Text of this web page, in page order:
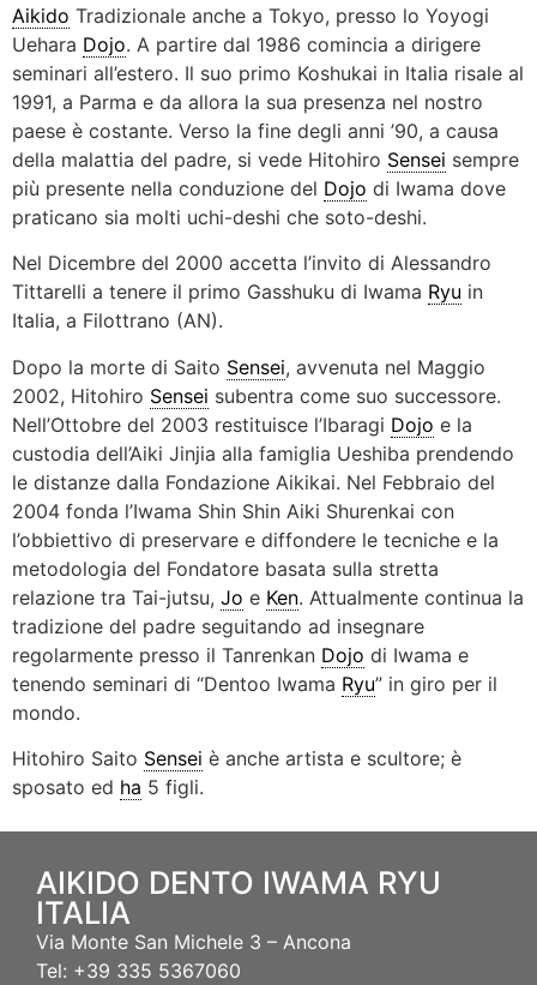
Aikido Tradizionale anche a Tokyo, presso lo Yoyogi
Uehara Dojo. A partire dal 1986 comincia a dirigere
seminari all’estero. Il suo primo Koshukai in Italia risale al
1991, a Parma e da allora la sua presenza nel nostro
paese è costante. Verso la fine degli anni ’90, a causa
della malattia del padre, si vede Hitohiro Sensei sempre
più presente nella conduzione del Dojo di Iwama dove
praticano sia molti uchi-deshi che soto-deshi.
Nel Dicembre del 2000 accetta l’invito di Alessandro
Tittarelli a tenere il primo Gasshuku di Iwama Ryu in
Italia, a Filottrano (AN).
Dopo la morte di Saito Sensei, avvenuta nel Maggio
2002, Hitohiro Sensei subentra come suo successore.
Nell’Ottobre del 2003 restituisce l’Ibaragi Dojo e la
custodia dell’Aiki Jinjia alla famiglia Ueshiba prendendo
le distanze dalla Fondazione Aikikai. Nel Febbraio del
2004 fonda l’Iwama Shin Shin Aiki Shurenkai con
l’obbiettivo di preservare e diffondere le tecniche e la
metodologia del Fondatore basata sulla stretta
relazione tra Tai-jutsu, Jo e Ken. Attualmente continua la
tradizione del padre seguitando ad insegnare
regolarmente presso il Tanrenkan Dojo di Iwama e
tenendo seminari di “Dentoo Iwama Ryu” in giro per il
mondo.
Hitohiro Saito Sensei è anche artista e scultore; è
sposato ed ha 5 figli.
AIKIDO DENTO IWAMA RYU
ITALIA
Via Monte San Michele 3 – Ancona
Tel: +39 335 5367060